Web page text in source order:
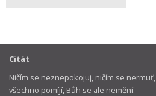
Citát
Ničím se neznepokojuj, ničím se nermuť,
všechno pomíjí, Bůh se ale nemění.